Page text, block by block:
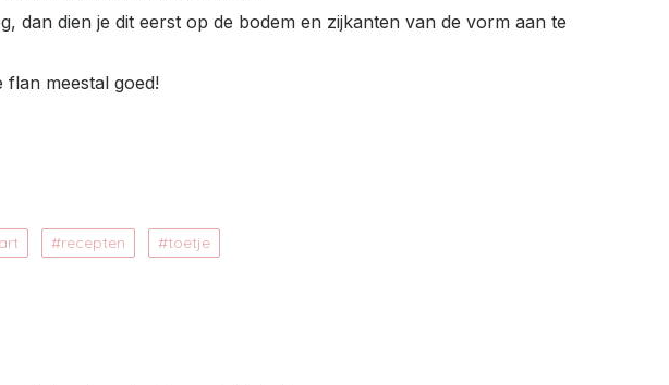
dan dien je dit eerst op de bodem en zijkanten van de vorm aan te
meestal goed!
recepten toetje